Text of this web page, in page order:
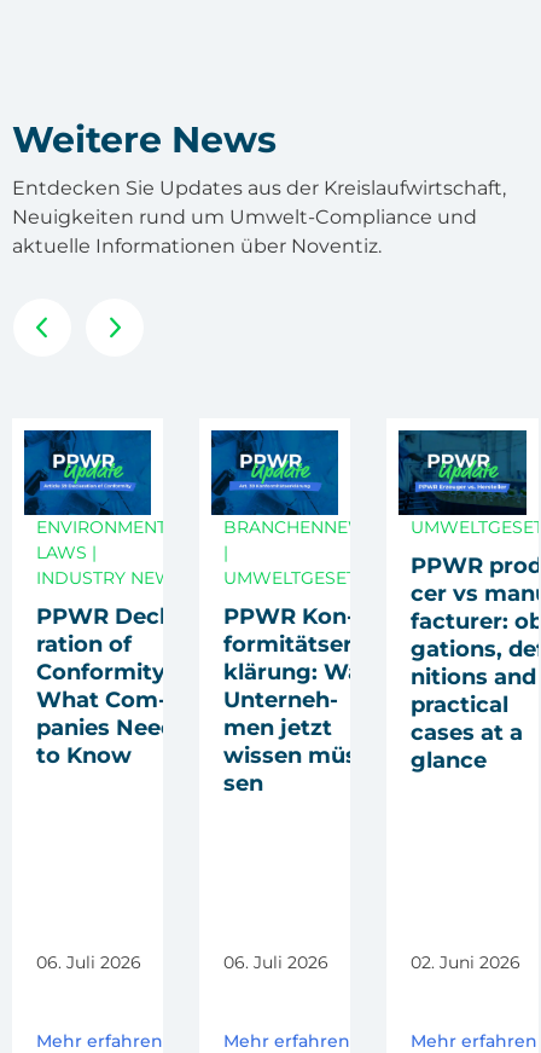
Weitere News
Entdecken Sie Updates aus der Kreislaufwirtschaft,
Neuigkeiten rund um Umwelt-Compliance und
aktuelle Informationen über Noventiz.
ENVIRONMENTAL
LAWS |
INDUSTRY NEWS
PPWR Decla­
ra­ti­on of
Con­for­mi­ty:
What Com­
pa­nies Need
to Know
06. Juli 2026
Mehr erfahren
BRANCHENNEWS
|
UMWELTGESETZE
PPWR Kon­
for­mi­täts­er­
klä­rung: Was
Unter­neh­
men jetzt
wis­sen müs­
sen
06. Juli 2026
Mehr erfahren
PPWR
cer vs
fac­tu­rer:
ga­ti­ons,
ni­ti­ons and
prac­ti­cal
cases at a
glan­ce
02. Juni 2026
Mehr erfahren